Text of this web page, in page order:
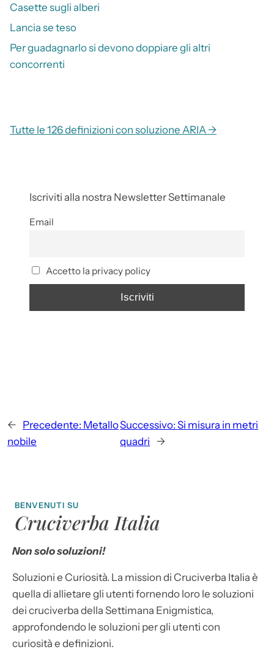
Casette sugli alberi
Lancia se teso
Per guadagnarlo si devono doppiare gli altri
concorrenti
Tutte le 126 definizioni con soluzione ARIA →
Iscriviti alla nostra Newsletter Settimanale
Email
Accetto la privacy policy
← Precedente: Metallo
nobile
Successivo: Si misura in metri
quadri
→
BENVENUTI SU
Cruciverba Italia
Non solo soluzioni!
Soluzioni e Curiosità. La mission di Cruciverba Italia è
quella di allietare gli utenti fornendo loro le soluzioni
dei cruciverba della Settimana Enigmistica,
approfondendo le soluzioni per gli utenti con
curiosità e definizioni.